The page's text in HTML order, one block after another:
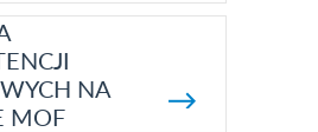
NA
MOF